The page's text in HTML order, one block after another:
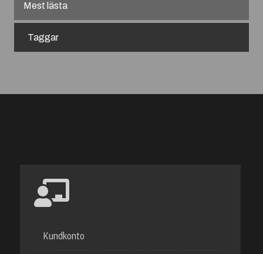
Mest lästa
Taggar
Kundkonto